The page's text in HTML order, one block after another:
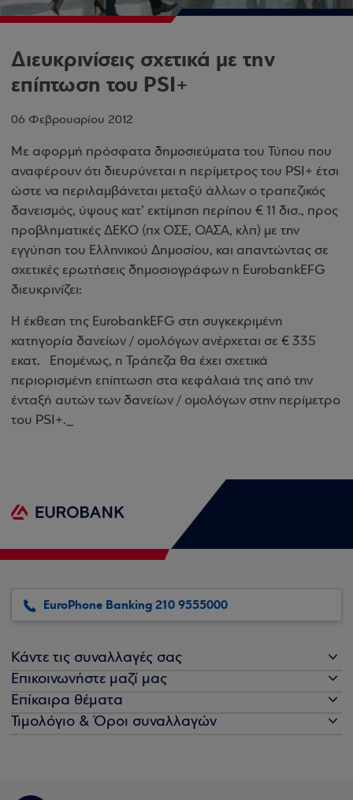
Διευκρινίσεις σχετικά με την
επίπτωση του PSI+
06 Φεβρουαρίου 2012
Με αφορμή πρόσφατα δημοσιεύματα του Τύπου που
αναφέρουν ότι διευρύνεται η περίμετρος του PSI+ έτσι
ώστε να περιλαμβάνεται μεταξύ άλλων ο τραπεζικός
δανεισμός, ύψους κατ’ εκτίμηση περίπου € 11 δισ., προς
προβληματικές ΔΕΚΟ (πχ ΟΣΕ, ΟΑΣΑ, κλπ) με την
εγγύηση του Ελληνικού Δημοσίου, και απαντώντας σε
σχετικές ερωτήσεις δημοσιογράφων η EurobankEFG
διευκρινίζει:
Η έκθεση της EurobankEFG στη συγκεκριμένη
κατηγορία δανείων / ομολόγων ανέρχεται σε € 335
εκατ.
Επομένως, η Τράπεζα θα έχει σχετικά
περιορισμένη επίπτωση στα κεφάλαιά της από την
ένταξή αυτών των δανείων / ομολόγων στην περίμετρο
του PSI+._
EuroPhone Banking 210 9555000
Κάντε τις συναλλαγές σας
Επικοινωνήστε μαζί μας
Επίκαιρα θέματα
Τιμολόγιο & Όροι συναλλαγών